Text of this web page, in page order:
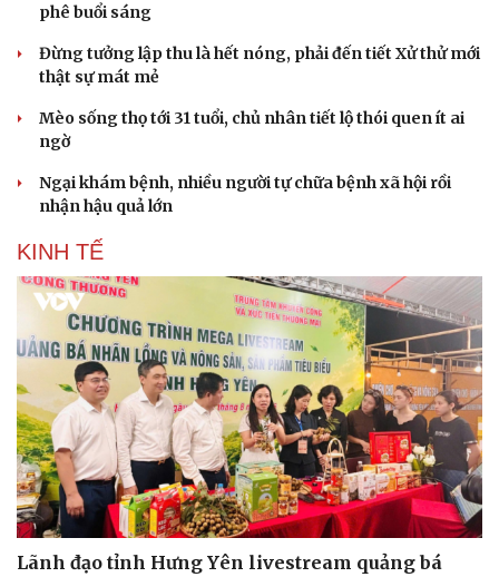
Doanh nghiệp 24h
Vì cộng đồng
Chuyển đổi số
phê buổi sáng
Đừng tưởng lập thu là hết nóng, phải đến tiết Xử thử mới
thật sự mát mẻ
Mèo sống thọ tới 31 tuổi, chủ nhân tiết lộ thói quen ít ai
ngờ
Ngại khám bệnh, nhiều người tự chữa bệnh xã hội rồi
nhận hậu quả lớn
KINH TẾ
Lãnh đạo tỉnh Hưng Yên livestream quảng bá